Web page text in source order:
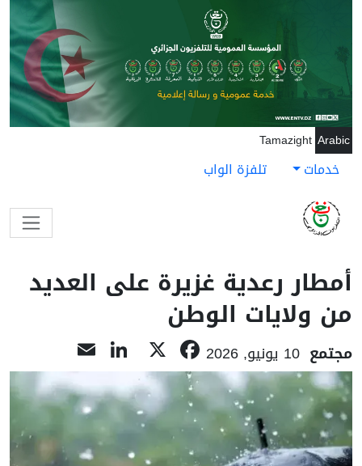
تجاوز إلى المحتوى الرئيسي
Arabic
Tamazight
خدمات تلفزة الواب
أمطار رعدية غزيرة على العديد
من ولايات الوطن
مجتمع 10 يونيو, 2026 Facebook
LinkedIn